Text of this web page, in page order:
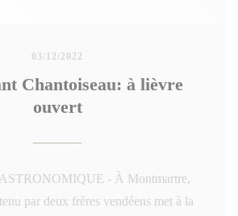
03/12/2022
Chantoiseau: à lièvre
ouvert
- À Montmartre,
par deux frères vendéens met à la